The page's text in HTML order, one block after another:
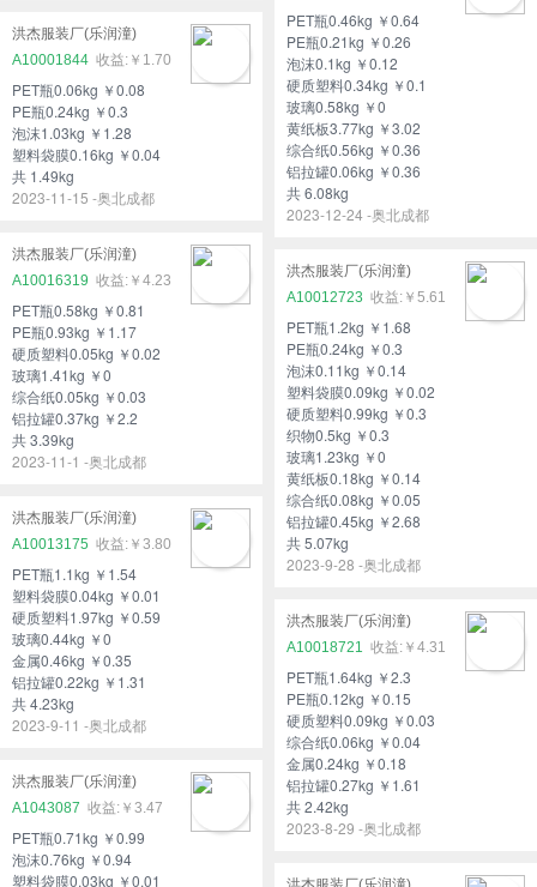
PET瓶0.46kg ￥0.64
PE瓶0.21kg ￥0.26
泡沫0.1kg ￥0.12
硬质塑料0.34kg ￥0.1
玻璃0.58kg ￥0
黄纸板3.77kg ￥3.02
综合纸0.56kg ￥0.36
铝拉罐0.06kg ￥0.36
共 6.08kg
2023-12-24 -奥北成都
洪杰服装厂(乐润潼)
A10001844
￥1.70
PET瓶0.06kg ￥0.08
PE瓶0.24kg ￥0.3
泡沫1.03kg ￥1.28
塑料袋膜0.16kg ￥0.04
共 1.49kg
2023-11-15 -奥北成都
洪杰服装厂(乐润潼)
A10016319
￥4.23
PET瓶0.58kg ￥0.81
PE瓶0.93kg ￥1.17
硬质塑料0.05kg ￥0.02
玻璃1.41kg ￥0
综合纸0.05kg ￥0.03
铝拉罐0.37kg ￥2.2
共 3.39kg
2023-11-1 -奥北成都
洪杰服装厂(乐润潼)
A10012723
￥5.61
PET瓶1.2kg ￥1.68
PE瓶0.24kg ￥0.3
泡沫0.11kg ￥0.14
塑料袋膜0.09kg ￥0.02
硬质塑料0.99kg ￥0.3
织物0.5kg ￥0.3
玻璃1.23kg ￥0
黄纸板0.18kg ￥0.14
综合纸0.08kg ￥0.05
铝拉罐0.45kg ￥2.68
共 5.07kg
2023-9-28 -奥北成都
洪杰服装厂(乐润潼)
A10013175
￥3.80
PET瓶1.1kg ￥1.54
塑料袋膜0.04kg ￥0.01
硬质塑料1.97kg ￥0.59
玻璃0.44kg ￥0
金属0.46kg ￥0.35
铝拉罐0.22kg ￥1.31
共 4.23kg
2023-9-11 -奥北成都
洪杰服装厂(乐润潼)
A10018721
￥4.31
PET瓶1.64kg ￥2.3
PE瓶0.12kg ￥0.15
硬质塑料0.09kg ￥0.03
综合纸0.06kg ￥0.04
金属0.24kg ￥0.18
铝拉罐0.27kg ￥1.61
共 2.42kg
2023-8-29 -奥北成都
洪杰服装厂(乐润潼)
A1043087
￥3.47
PET瓶0.71kg ￥0.99
泡沫0.76kg ￥0.94
塑料袋膜0.03kg ￥0.01